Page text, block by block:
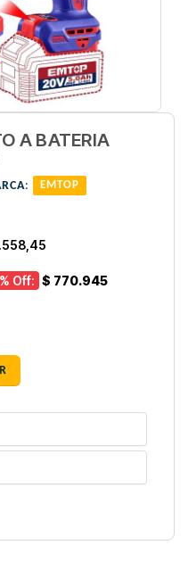
A BATERIA
: EMTOP
Off: $ 770.945